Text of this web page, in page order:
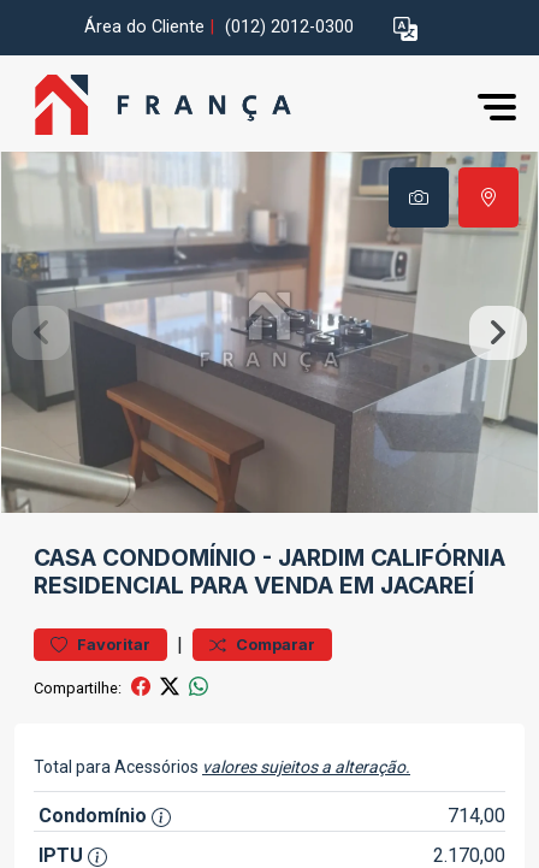
Área do Cliente (012) 2012-0300
CASA CONDOMÍNIO - JARDIM CALIFÓRNIA
RESIDENCIAL PARA VENDA EM JACAREÍ
Favoritar | Comparar
Compartilhe:
Total para Acessórios valores sujeitos a alteração.
Condomínio
714,00
IPTU
2.170,00